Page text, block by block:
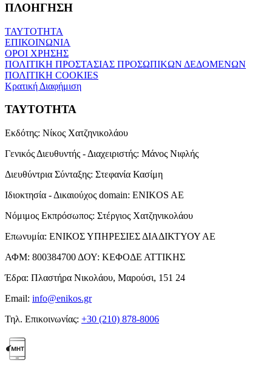
ΠΛΟΗΓΗΣΗ
ΤΑΥΤΟΤΗΤΑ
ΕΠΙΚΟΙΝΩΝΙΑ
ΟΡΟΙ ΧΡΗΣΗΣ
ΠΟΛΙΤΙΚΗ ΠΡΟΣΤΑΣΙΑΣ ΠΡΟΣΩΠΙΚΩΝ ΔΕΔΟΜΕΝΩΝ
ΠΟΛΙΤΙΚΗ COOKIES
Κρατική Διαφήμιση
ΤΑΥΤΟΤΗΤΑ
Εκδότης: Νίκος Χατζηνικολάου
Γενικός Διευθυντής - Διαχειριστής: Μάνος Νιφλής
Διευθύντρια Σύνταξης: Στεφανία Κασίμη
Ιδιοκτησία - Δικαιούχος domain: ENIKOS AE
Νόμιμος Εκπρόσωπος: Στέργιος Χατζηνικολάου
Επωνυμία: ΕΝΙΚΟΣ ΥΠΗΡΕΣΙΕΣ ΔΙΑΔΙΚΤΥΟΥ ΑΕ
ΑΦΜ: 800384700 ΔΟΥ: ΚΕΦΟΔΕ ΑΤΤΙΚΗΣ
Έδρα: Πλαστήρα Νικολάου, Μαρούσι, 151 24
Email: info@enikos.gr
Τηλ. Επικοινωνίας: +30 (210) 878-8006